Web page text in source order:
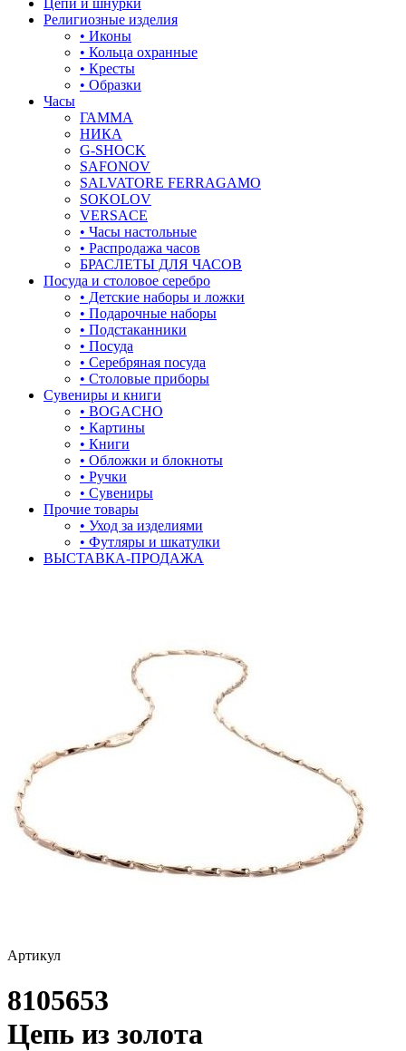
Цепи и шнурки
Религиозные изделия
• Иконы
• Кольца охранные
• Кресты
• Образки
Часы
ГАММА
НИКА
G-SHOCK
SAFONOV
SALVATORE FERRAGAMO
SOKOLOV
VERSACE
• Часы настольные
• Распродажа часов
БРАСЛЕТЫ ДЛЯ ЧАСОВ
Посуда и столовое серебро
• Детские наборы и ложки
• Подарочные наборы
• Подстаканники
• Посуда
• Серебряная посуда
• Столовые приборы
Сувениры и книги
• BOGACHO
• Картины
• Книги
• Обложки и блокноты
• Ручки
• Сувениры
Прочие товары
• Уход за изделиями
• Футляры и шкатулки
ВЫСТАВКА-ПРОДАЖА
Артикул
8105653
Цепь из золота